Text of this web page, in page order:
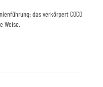
das verkörpert COCO
Weise.